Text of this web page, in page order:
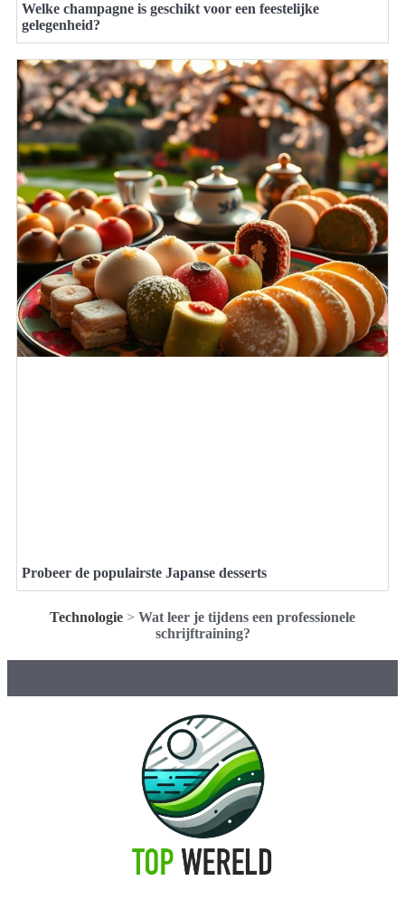
Welke champagne is geschikt voor een feestelijke
gelegenheid?
Probeer de populairste Japanse desserts
Technologie > Wat leer je tijdens een professionele
schrijftraining?